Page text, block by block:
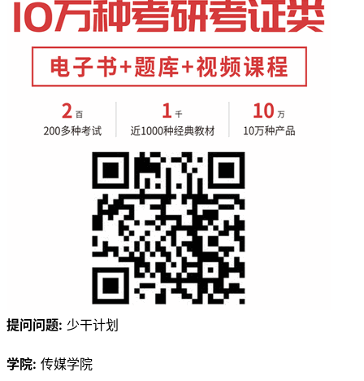
提问问题: 少干计划
学院: 传媒学院